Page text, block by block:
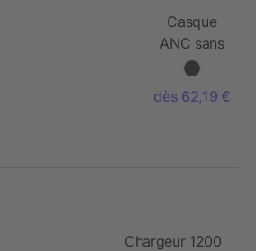
Casque
ANC sans
fil
réparable
plastique
dès 62,19 €
Chargeur 1200